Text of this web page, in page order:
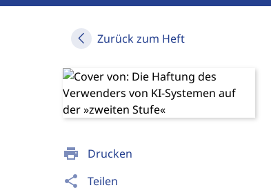
Zurück zum Heft
print Drucken
share Teilen